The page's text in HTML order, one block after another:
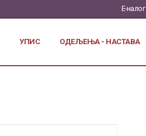
Е-налог
УПИС ОДЕЉЕЊА - НАСТАВА